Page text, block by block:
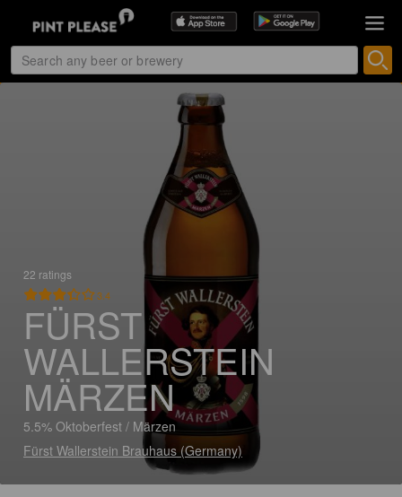
22 ratings
3.4
FÜRST
WALLERSTEIN
MÄRZEN
5.5% Oktoberfest / Märzen
Fürst Wallerstein Brauhaus (Germany)